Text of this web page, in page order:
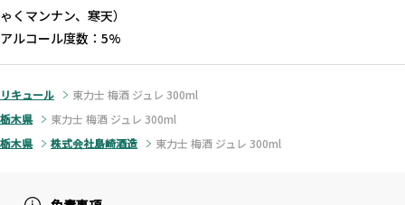
ゃくマンナン、寒天）
アルコール度数：5%
リキュール
東力士 梅酒 ジュレ 300ml
栃木県
東力士 梅酒 ジュレ 300ml
栃木県
株式会社島崎酒造 東力士 梅酒 ジュレ 300ml